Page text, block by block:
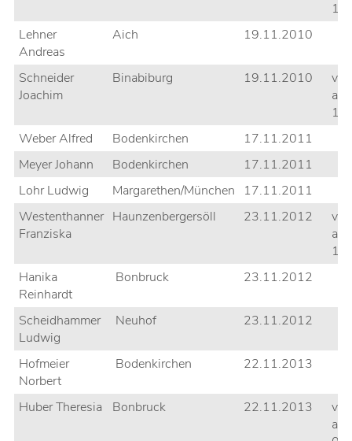
Lehner
Andreas
Aich 19.11.2010
Schneider
Joachim
Binabiburg 19.11.2010
am
Weber Alfred
Bodenkirchen
17.11.2011
Meyer Johann
Bodenkirchen
17.11.2011
Lohr Ludwig
Margarethen/München
17.11.2011
Westenthanner
Franziska
Haunzenbergersöll 23.11.2012
am
Hanika
Reinhardt
Bonbruck 23.11.2012
Scheidhammer
Ludwig
Neuhof 23.11.2012
Hofmeier
Norbert
Bodenkirchen 22.11.2013
Huber Theresia Bonbruck 22.11.2013
am